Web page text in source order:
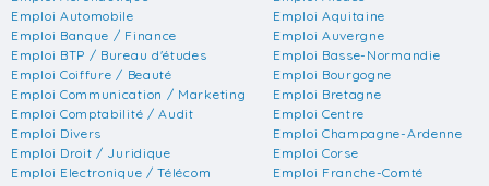
Emploi Automobile
Emploi Banque / Finance
Emploi BTP / Bureau d'études
Emploi Coiffure / Beauté
Emploi Communication / Marketing
Emploi Comptabilité / Audit
Emploi Divers
Emploi Droit / Juridique
Emploi Electronique / Télécom
Emploi Aquitaine
Emploi Auvergne
Emploi Basse-Normandie
Emploi Bourgogne
Emploi Bretagne
Emploi Centre
Emploi Champagne-Ardenne
Emploi Corse
Emploi Franche-Comté